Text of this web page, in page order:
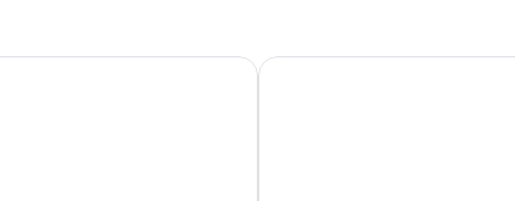
房
那覇久茂地 沖繩吉慶海灘度假海洋溫泉飯店